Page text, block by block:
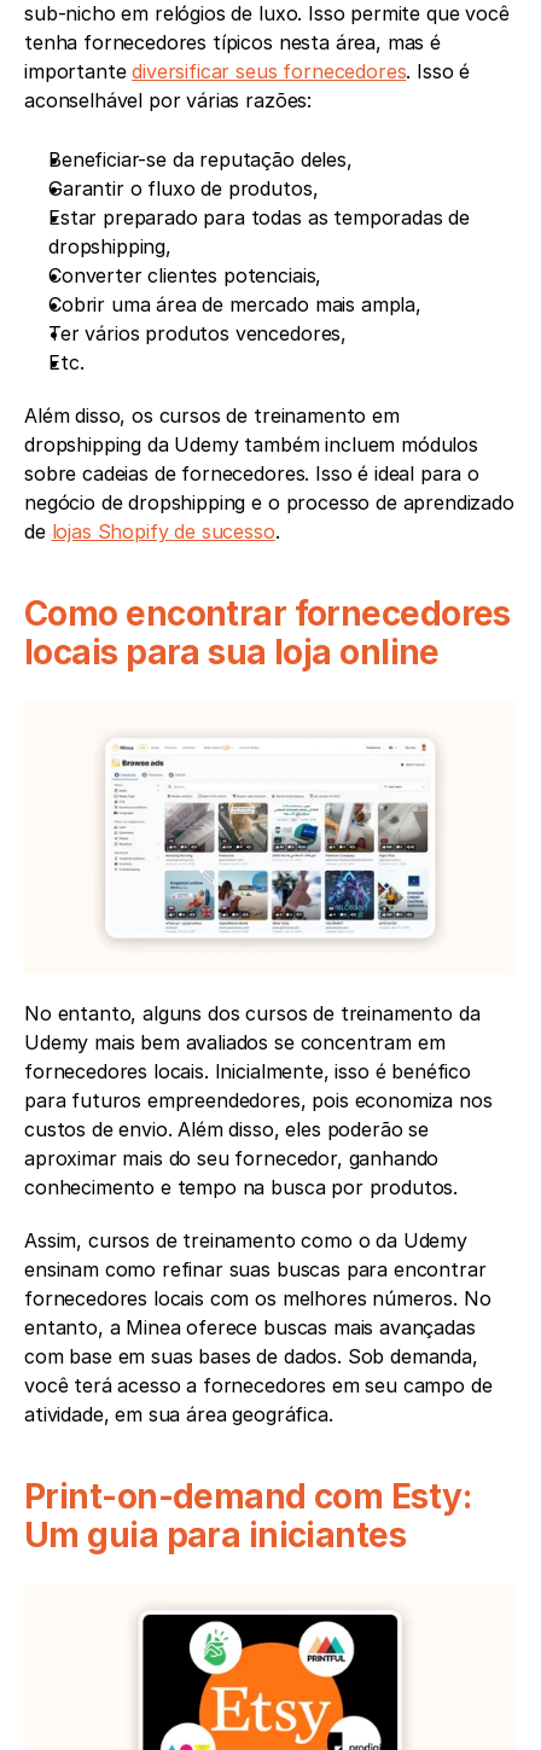
sub-nicho em relógios de luxo. Isso permite que você
tenha fornecedores típicos nesta área, mas é
importante diversificar seus fornecedores. Isso é
aconselhável por várias razões:
Beneficiar-se da reputação deles,
Garantir o fluxo de produtos,
Estar preparado para todas as temporadas de
dropshipping,
Converter clientes potenciais,
Cobrir uma área de mercado mais ampla,
Ter vários produtos vencedores,
Etc.
Além disso, os cursos de treinamento em
dropshipping da Udemy também incluem módulos
sobre cadeias de fornecedores. Isso é ideal para o
negócio de dropshipping e o processo de aprendizado
de lojas Shopify de sucesso.
Como encontrar fornecedores
locais para sua loja online
No entanto, alguns dos cursos de treinamento da
Udemy mais bem avaliados se concentram em
fornecedores locais. Inicialmente, isso é benéfico
para futuros empreendedores, pois economiza nos
custos de envio. Além disso, eles poderão se
aproximar mais do seu fornecedor, ganhando
conhecimento e tempo na busca por produtos.
Assim, cursos de treinamento como o da Udemy
ensinam como refinar suas buscas para encontrar
fornecedores locais com os melhores números. No
entanto, a Minea oferece buscas mais avançadas
com base em suas bases de dados. Sob demanda,
você terá acesso a fornecedores em seu campo de
atividade, em sua área geográfica.
Print-on-demand com Esty:
Um guia para iniciantes